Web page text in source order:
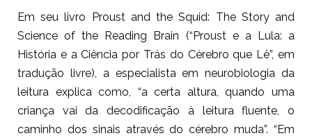
Em seu livro Proust and the Squid: The Story and
Science of the Reading Brain (“Proust e a Lula: a
História e a Ciência por Trás do Cérebro que Lê”, em
tradução livre), a especialista em neurobiologia da
leitura explica como, “a certa altura, quando uma
criança vai da decodificação à leitura fluente, o
caminho dos sinais através do cérebro muda”. “Em